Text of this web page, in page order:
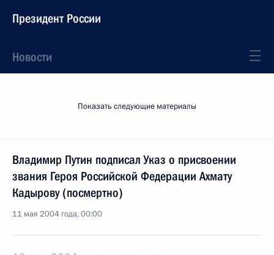
Президент России
Новости
Показать следующие материалы
Владимир Путин подписал Указ о присвоении
звания Героя Российской Федерации Ахмату
Кадырову (посмертно)
11 мая 2004 года, 00:00